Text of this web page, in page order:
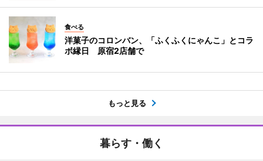
食べる
洋菓子のコロンバン、「ふくふくにゃんこ」とコラ
ボ縁日 原宿2店舗で
もっと見る
暮らす・働く